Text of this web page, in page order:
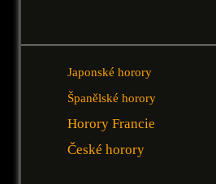
Japonské horory
Španělské horory
Horory Francie
České horory